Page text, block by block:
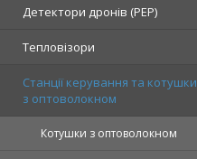
Детектори дронів (РЕР)
Тепловізори
Станції керування та котушки
з оптоволокном
Котушки з оптоволокном